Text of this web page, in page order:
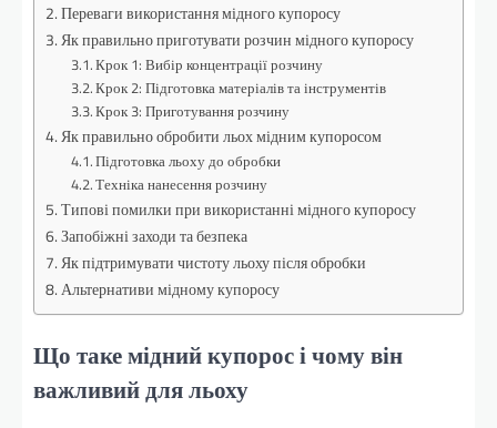
Переваги використання мідного купоросу
Як правильно приготувати розчин мідного купоросу
Крок 1: Вибір концентрації розчину
Крок 2: Підготовка матеріалів та інструментів
Крок 3: Приготування розчину
Як правильно обробити льох мідним купоросом
Підготовка льоху до обробки
Техніка нанесення розчину
Типові помилки при використанні мідного купоросу
Запобіжні заходи та безпека
Як підтримувати чистоту льоху після обробки
Альтернативи мідному купоросу
Що таке мідний купорос і чому він
важливий для льоху